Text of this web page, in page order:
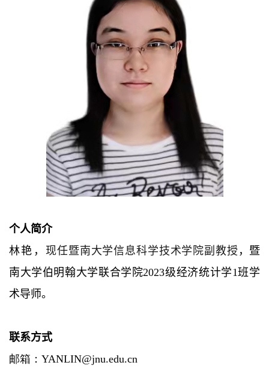
个人简介
林艳，现任暨南大学信息科学技术学院副教授 ， 暨
南大学伯明翰大学联合学院2023级经济统计学1班学
术导师。
联系方式
邮箱： YANLIN@jnu.edu.cn